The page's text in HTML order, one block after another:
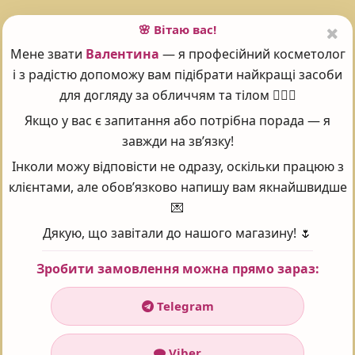
Часті запитання - FAQ
CHATEAU DE BEAUTE ФЛЮЇД «БЕЗДОГАННІСТЬ», 30
МЛ ЯКА ЦІНА?
У інтернет-магазині Prof косметика товар:
Chateau de Beaute Флюїд «Бездоганність»,
ДЛЯ КОСМЕТИКИ?
ЧИ МОЖНА ЗАМОВИТИ НАЛОЖЕНИМ ПЛАТЕЖЕМ?
🌸 Вітаю вас!
Мене звати Валентина — я професійний косметолог
і з радістю допоможу вам підібрати найкращі засоби
для догляду за обличчям та тілом 💆‍♀️✨
Якщо у вас є запитання або потрібна порада — я
завжди на зв’язку!
Інколи можу відповісти не одразу, оскільки працюю з
клієнтами, але обов’язково напишу вам якнайшвидше
💌
Дякую, що завітали до нашого магазину! 🌷
Зробити замовлення можна прямо зараз:
Telegram